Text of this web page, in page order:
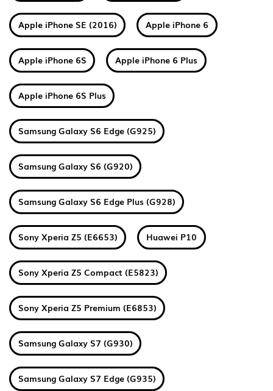
Apple iPhone SE (2016) Apple iPhone 6
Apple iPhone 6S Apple iPhone 6 Plus
Apple iPhone 6S Plus
Samsung Galaxy S6 Edge (G925)
Samsung Galaxy S6 (G920)
Samsung Galaxy S6 Edge Plus (G928)
Sony Xperia Z5 (E6653) Huawei P10
Sony Xperia Z5 Compact (E5823)
Sony Xperia Z5 Premium (E6853)
Samsung Galaxy S7 (G930)
Samsung Galaxy S7 Edge (G935)